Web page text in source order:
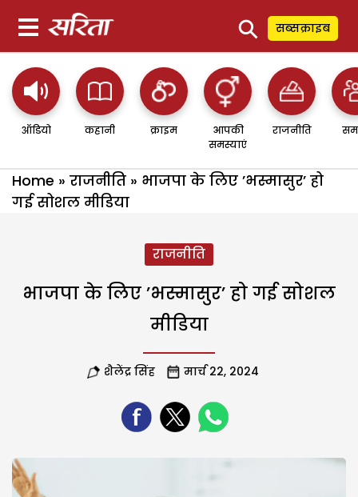
⚲ सब्सक्राइब
ऑडियो कहानी क्राइम
आपकी
समस्याएं
राजनीति
Home » राजनीति » भाजपा के लिए ’भस्मासुर’ हो
गई सोशल मीडिया
राजनीति
भाजपा के लिए ’भस्मासुर’ हो गई सोशल
मीडिया
शैलेंद्र सिंह मार्च 22, 2024